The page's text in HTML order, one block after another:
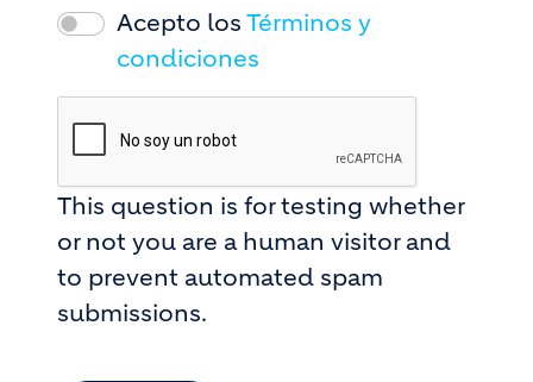
Acepto los Términos y
condiciones
This question is for testing whether
or not you are a human visitor and
to prevent automated spam
submissions.